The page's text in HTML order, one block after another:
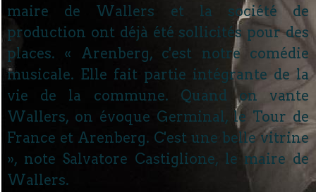
maire de Wallers et la société de
production ont déjà été sollicités pour des
places. « Arenberg, c'est notre comédie
musicale. Elle fait partie intégrante de la
vie de la commune. Quand on vante
Wallers, on évoque Germinal, le Tour de
France et Arenberg. C'est une belle vitrine
», note Salvatore Castiglione, le maire de
Wallers.